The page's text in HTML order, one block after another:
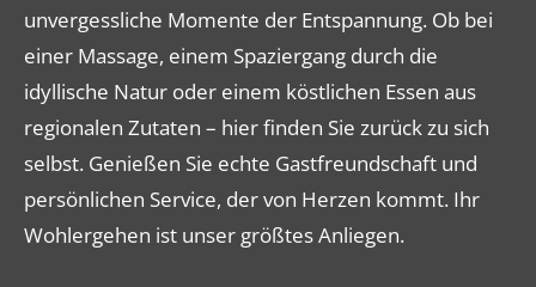
unvergessliche Momente der Entspannung. Ob bei
einer Massage, einem Spaziergang durch die
idyllische Natur oder einem köstlichen Essen aus
regionalen Zutaten – hier finden Sie zurück zu sich
selbst. Genießen Sie echte Gastfreundschaft und
persönlichen Service, der von Herzen kommt. Ihr
Wohlergehen ist unser größtes Anliegen.